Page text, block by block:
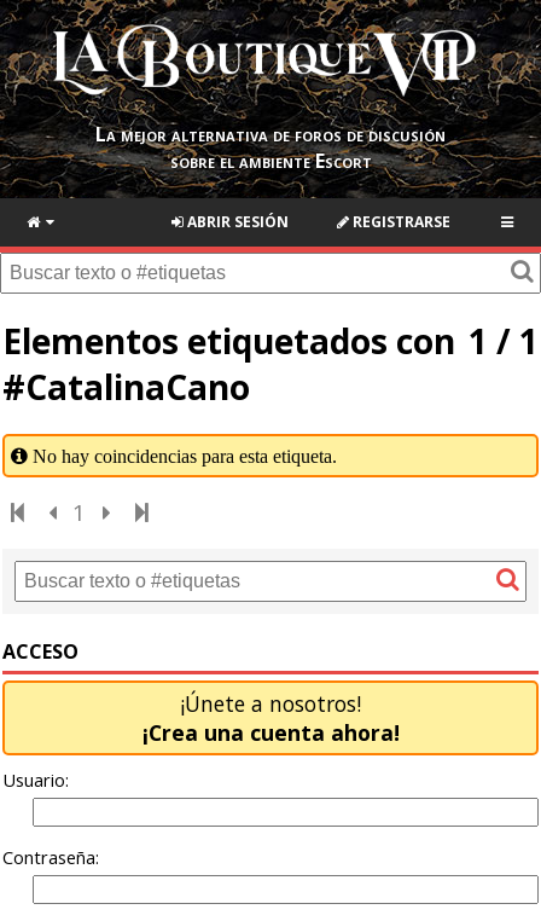
La mejor alternativa de foros de discusión
sobre el ambiente Escort
REGISTRARSE
ABRIR SESIÓN
1 / 1
Elementos etiquetados con
#CatalinaCano
No hay coincidencias para esta etiqueta.
1
ACCESO
¡Únete a nosotros!
¡Crea una cuenta ahora!
Usuario:
Contraseña: